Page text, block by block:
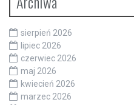
sierpień 2026
lipiec 2026
czerwiec 2026
maj 2026
kwiecień 2026
marzec 2026